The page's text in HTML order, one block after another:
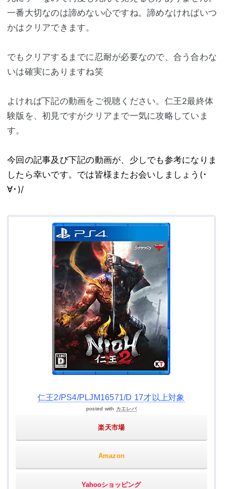
一番大切なのは諦めない心ですね。諦めなければいつ
かはクリアできます。
でもクリアするまでに忍耐が必要なので、合う合わな
いは確実にありますね笑
よければ下記の動画をご視聴ください。仁王2最終体
験版を、初見ですがクリアまで一気に攻略していま
す。
今回の記事及び下記の動画が、少しでも参考になりま
したら幸いです。では皆様またお会いしましょう(･
∀･)/
仁王2/PS4/PLJM16571/D 17才以上対象
posted with カエレバ
楽天市場
Amazon
Yahooショッピング